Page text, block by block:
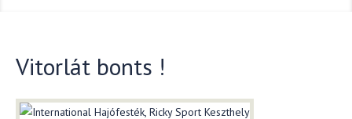
Vitorlát bonts !